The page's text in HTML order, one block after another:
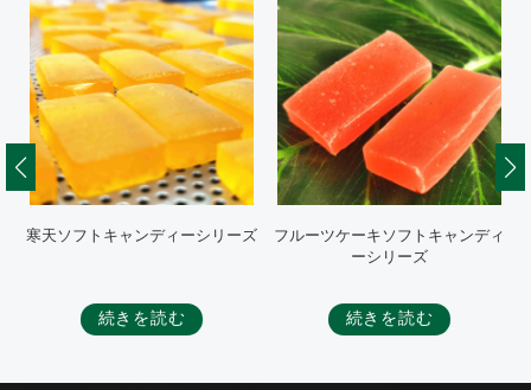
寒天ソフトキャンディーシリーズ
続きを読む
フルーツケーキソフトキャンディ
ーシリーズ
続きを読む